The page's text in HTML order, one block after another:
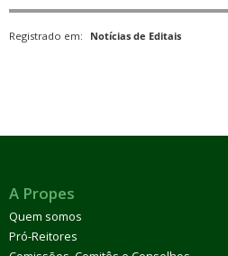
Registrado em: Notícias de Editais
A Propes
Quem somos
Pró-Reitores